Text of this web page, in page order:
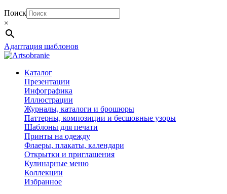
Поиск
×
Адаптация шаблонов
Каталог
Презентации
Инфографика
Иллюстрации
Журналы, каталоги и брошюры
Паттерны, композиции и бесшовные узоры
Шаблоны для печати
Принты на одежду
Флаеры, плакаты, календари
Открытки и приглашения
Кулинарные меню
Коллекции
Избранное